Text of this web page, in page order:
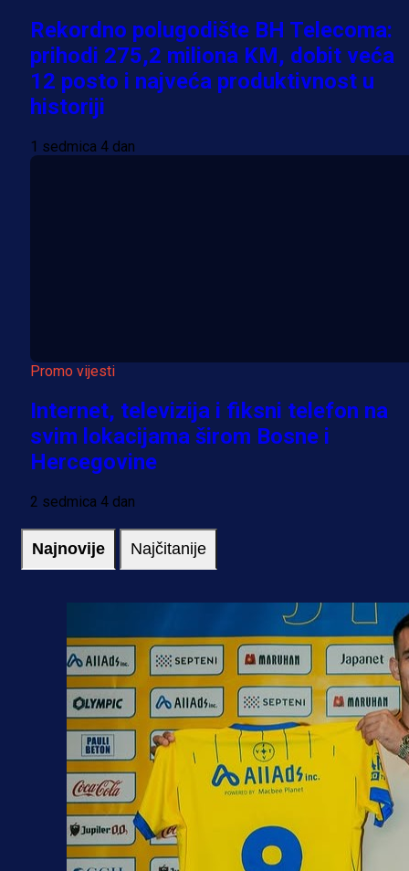
Rekordno polugodište BH Telecoma:
prihodi 275,2 miliona KM, dobit veća
12 posto i najveća produktivnost u
historiji
1 sedmica 4 dan
Promo vijesti
Internet, televizija i fiksni telefon na
svim lokacijama širom Bosne i
Hercegovine
2 sedmica 4 dan
Najnovije Najčitanije